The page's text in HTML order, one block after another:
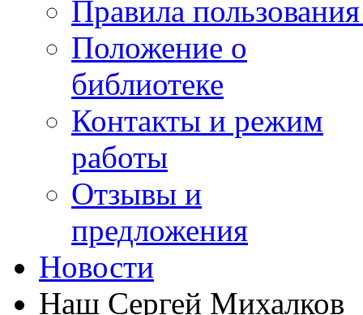
Правила
Положение о
библиотеке
Контакты и режим
работы
Отзывы и
предложения
Новости
Наш Сергей Михалков